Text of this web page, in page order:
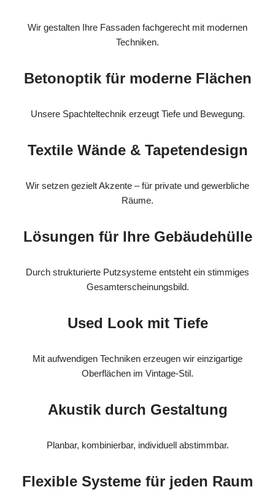
Wir gestalten Ihre Fassaden fachgerecht mit modernen
Techniken.
Betonoptik für moderne Flächen
Unsere Spachteltechnik erzeugt Tiefe und Bewegung.
Textile Wände & Tapetendesign
Wir setzen gezielt Akzente – für private und gewerbliche
Räume.
Lösungen für Ihre Gebäudehülle
Durch strukturierte Putzsysteme entsteht ein stimmiges
Gesamterscheinungsbild.
Used Look mit Tiefe
Mit aufwendigen Techniken erzeugen wir einzigartige
Oberflächen im Vintage-Stil.
Akustik durch Gestaltung
Planbar, kombinierbar, individuell abstimmbar.
Flexible Systeme für jeden Raum